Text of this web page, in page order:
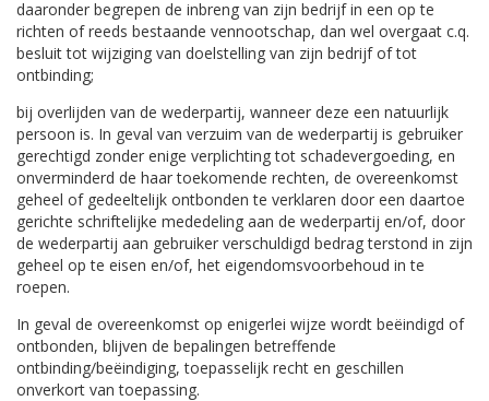
daaronder begrepen de inbreng van zijn bedrijf in een op te
richten of reeds bestaande vennootschap, dan wel overgaat c.q.
besluit tot wijziging van doelstelling van zijn bedrijf of tot
ontbinding;
bij overlijden van de wederpartij, wanneer deze een natuurlijk
persoon is. In geval van verzuim van de wederpartij is gebruiker
gerechtigd zonder enige verplichting tot schadevergoeding, en
onverminderd de haar toekomende rechten, de overeenkomst
geheel of gedeeltelijk ontbonden te verklaren door een daartoe
gerichte schriftelijke mededeling aan de wederpartij en/of, door
de wederpartij aan gebruiker verschuldigd bedrag terstond in zijn
geheel op te eisen en/of, het eigendomsvoorbehoud in te
roepen.
In geval de overeenkomst op enigerlei wijze wordt beëindigd of
ontbonden, blijven de bepalingen betreffende
ontbinding/beëindiging, toepasselijk recht en geschillen
onverkort van toepassing.